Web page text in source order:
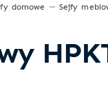
domowe Sejfy